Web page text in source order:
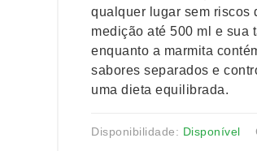
qualquer lugar sem riscos
medição até 500 ml e sua
enquanto a marmita
sabores separados e
uma dieta equilibrada.
Disponibilidade: Disponível